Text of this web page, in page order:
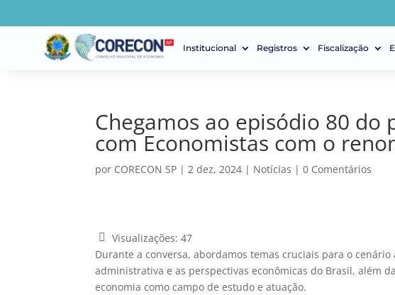
Institucional Registros Fiscalização
Chegamos ao episódio 80 do
com Economistas com o
por CORECON SP |2 dez, 2024 | Notícias |0 Comentários
Visualizações: 47
Durante a conversa, abordamos temas cruciais para o
administrativa e as perspectivas econômicas do Brasil, além
economia como campo de estudo e atuação.